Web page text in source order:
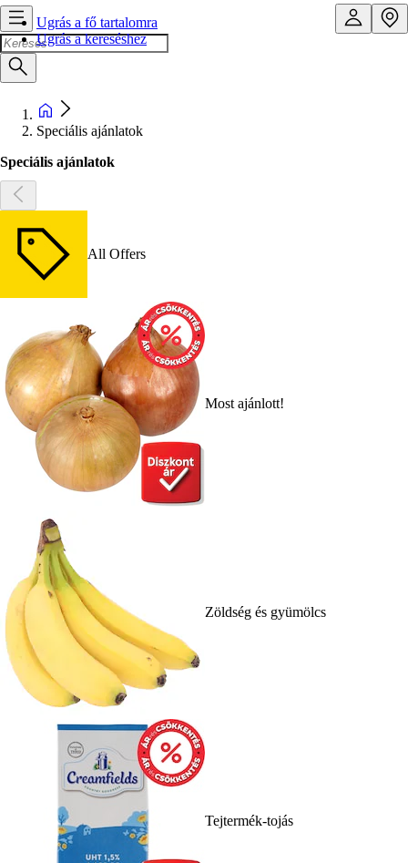
Ugrás a fő tartalomra
Ugrás a kereséshez
Speciális ajánlatok
Speciális ajánlatok
All Offers
Most ajánlott!
Zöldség és gyümölcs
Tejtermék-tojás